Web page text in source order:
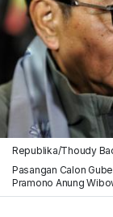
Republika/Thoudy
Pasangan Calon
Pramono Anung